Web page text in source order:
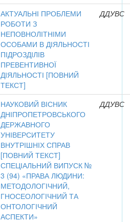
АКТУАЛЬНІ ПРОБЛЕМИ
РОБОТИ З
НЕПОВНОЛІТНІМИ
ОСОБАМИ В ДІЯЛЬНОСТІ
ПІДРОЗДІЛІВ
ПРЕВЕНТИВНОЇ
ДІЯЛЬНОСТІ [ПОВНИЙ
ТЕКСТ]
ДДУВС
НАУКОВИЙ ВІСНИК
ДНІПРОПЕТРОВСЬКОГО
ДЕРЖАВНОГО
УНІВЕРСИТЕТУ
ВНУТРІШНІХ СПРАВ
[ПОВНИЙ ТЕКСТ]
СПЕЦІАЛЬНИЙ ВИПУСК №
3 (94) «ПРАВА ЛЮДИНИ:
МЕТОДОЛОГІЧНИЙ,
ГНОСЕОЛОГІЧНИЙ ТА
ОНТОЛОГІЧНИЙ
АСПЕКТИ»
ДДУВС